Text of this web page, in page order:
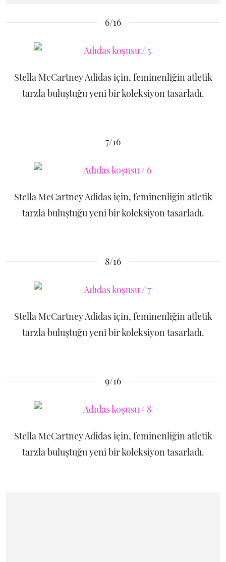
6/16
Stella McCartney Adidas için, feminenliğin atletik
tarzla buluştuğu yeni bir koleksiyon tasarladı.
7/16
Stella McCartney Adidas için, feminenliğin atletik
tarzla buluştuğu yeni bir koleksiyon tasarladı.
8/16
Stella McCartney Adidas için, feminenliğin atletik
tarzla buluştuğu yeni bir koleksiyon tasarladı.
9/16
Stella McCartney Adidas için, feminenliğin atletik
tarzla buluştuğu yeni bir koleksiyon tasarladı.